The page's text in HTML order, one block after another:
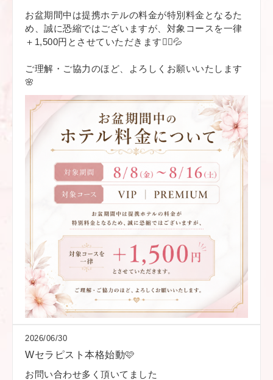
お盆期間中は提携ホテルの料金が特別料金となるた
め、誠に恐縮ではございますが、対象コースを一律
＋1,500円とさせていただきます🙇‍♀️💦
ご理解・ご協力のほど、よろしくお願いいたします
🌸
2026/06/30
Wセラピスト本格始動🩷
お問い合わせ多く頂いてました